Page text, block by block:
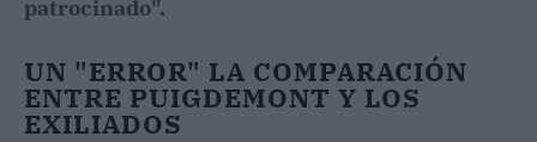
patrocinado".
UN "ERROR" LA COMPARACIÓN
ENTRE PUIGDEMONT Y LOS
EXILIADOS